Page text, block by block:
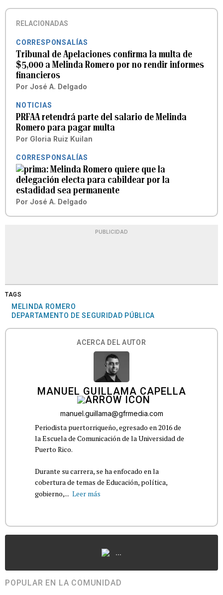
RELACIONADAS
CORRESPONSALÍAS
Tribunal de Apelaciones confirma la multa de
$5,000 a Melinda Romero por no rendir informes
financieros
Por José A. Delgado
NOTICIAS
PRFAA retendrá parte del salario de Melinda
Romero para pagar multa
Por Gloria Ruiz Kuilan
CORRESPONSALÍAS
Melinda Romero quiere que la
delegación electa para cabildear por la
estadidad sea permanente
Por José A. Delgado
PUBLICIDAD
TAGS
MELINDA ROMERO
DEPARTAMENTO DE SEGURIDAD PÚBLICA
ACERCA DEL AUTOR
MANUEL GUILLAMA CAPELLA
manuel.guillama@gfrmedia.com
Periodista puertorriqueño, egresado en 2016 de
la Escuela de Comunicación de la Universidad de
Puerto Rico.
Durante su carrera, se ha enfocado en la
cobertura de temas de Educación, política,
gobierno,... Leer más
...
POPULAR EN LA COMUNIDAD